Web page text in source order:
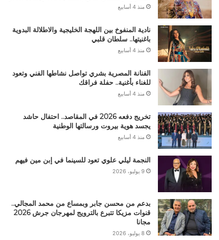
منذ 4 أسابيع
نادية المنفوخ بين اللهجة الخليجية والاطلالة البدوية
باغنيتها.. سلطان قلبي
منذ 4 أسابيع
الفنانة المصرية بشري تواصل نشاطها الفني وتعود
للغناء بأغنية.. حفلة فراقك
منذ 4 أسابيع
تخريج دفعه 2026 في المقاصد.. احتفال حاشد
يجسد هوية بيروت ورسالتها الوطنية
منذ 4 أسابيع
النجمة ليلي علوي تعود للسينما في إبن مين فيهم
9 يوليو، 2026
بدعم من محسن جابر وبمساع من محمد المجالي..
قنوات مزيكا تتبرع بالترويج لمهرجان جرش 2026
مجانا
8 يوليو، 2026